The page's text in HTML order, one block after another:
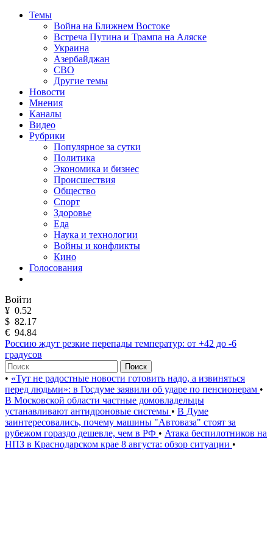
Темы
Война на Ближнем Востоке
Встреча Путина и Трампа на Аляске
Украина
Азербайджан
СВО
Другие темы
Новости
Мнения
Каналы
Видео
Рубрики
Популярное за сутки
Политика
Экономика и бизнес
Происшествия
Общество
Спорт
Здоровье
Еда
Наука и технологии
Войны и конфликты
Кино
Голосования
Войти
¥ 0.52
$ 82.17
€ 94.84
Россию ждут резкие перепады температур: от +42 до -6
градусов
Поиск
• «Тут не радостные новости готовить надо, а извиняться
перед людьми»: в Госдуме заявили об ударе по пенсионерам •
В Московской области частные домовладельцы
устанавливают антидроновые системы • В Думе
заинтересовались, почему машины "Автоваза" стоят за
рубежом гораздо дешевле, чем в РФ • Атака беспилотников на
НПЗ в Краснодарском крае 8 августа: обзор ситуации •